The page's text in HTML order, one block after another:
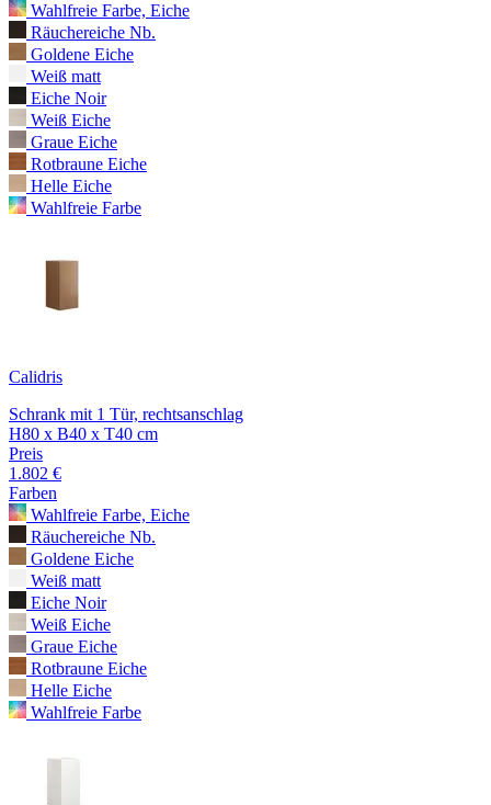
Wahlfreie Farbe, Eiche
Räuchereiche Nb.
Goldene Eiche
Weiß matt
Eiche Noir
Weiß Eiche
Graue Eiche
Rotbraune Eiche
Helle Eiche
Wahlfreie Farbe
Calidris
Schrank mit 1 Tür, rechtsanschlag
H80 x B40 x T40 cm
Preis
1.802 €
Farben
Wahlfreie Farbe, Eiche
Räuchereiche Nb.
Goldene Eiche
Weiß matt
Eiche Noir
Weiß Eiche
Graue Eiche
Rotbraune Eiche
Helle Eiche
Wahlfreie Farbe